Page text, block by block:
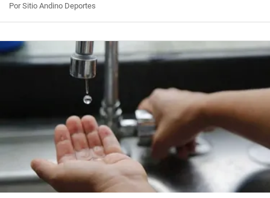
Por Sitio Andino Deportes